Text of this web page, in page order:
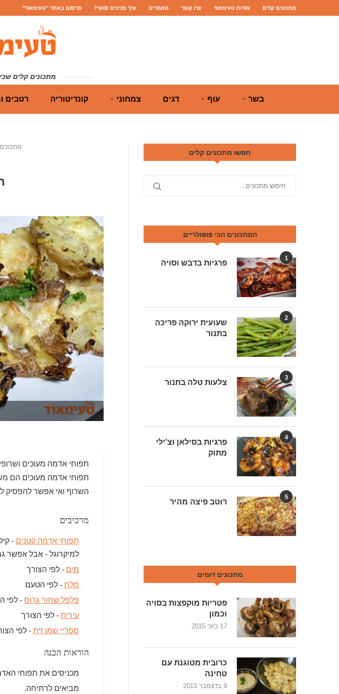
מתכונים קלים אודות טעימאוד צרו קשר מאמרים איך מכינים סושי? פרסום באתר "טעימאוד"
מתכונים קלים
בשר עוף דגים צמחוני קונדיטוריה רטבים
תפוחי אדמה מעוכים
תפוחי אדמה מעוכים הם
השרוף ואי אפשר להפסיק
מרכיבים
תפוחי אדמה קטנים -
למיקרוגל - אבל אפשר
מים - לפי הצורך
מלח - לפי הטעם
פלפל שחור גרוס - לפי
עירית - לפי הצורך
ספריי שמן זית - לפי
הוראות הכנה
מכניסים את תפוחי
מביאים לרתיחה.
חפשו מתכונים קלים
המתכונים הכי פופולריים
1
פרגיות בדבש וסויה
2
שעועית ירוקה פריכה
בתנור
3
צלעות טלה בתנור
4
פרגיות בסילאן וצ'ילי
מתוק
5
רוטב פיצה מהיר
מתכונים דומים
פטריות מוקפצות בסויה
וכמון
17 ביוני 2015
כרובית מטוגנת עם
טחינה
9 בדצמבר 2013